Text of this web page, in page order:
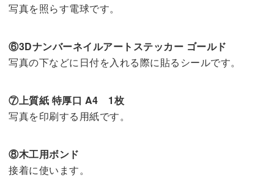
写真を照らす電球です。
⑥3Dナンバーネイルアートステッカー ゴールド
写真の下などに日付を入れる際に貼るシールです。
⑦上質紙 特厚口 A4 1枚
写真を印刷する用紙です。
⑧木工用ボンド
接着に使います。